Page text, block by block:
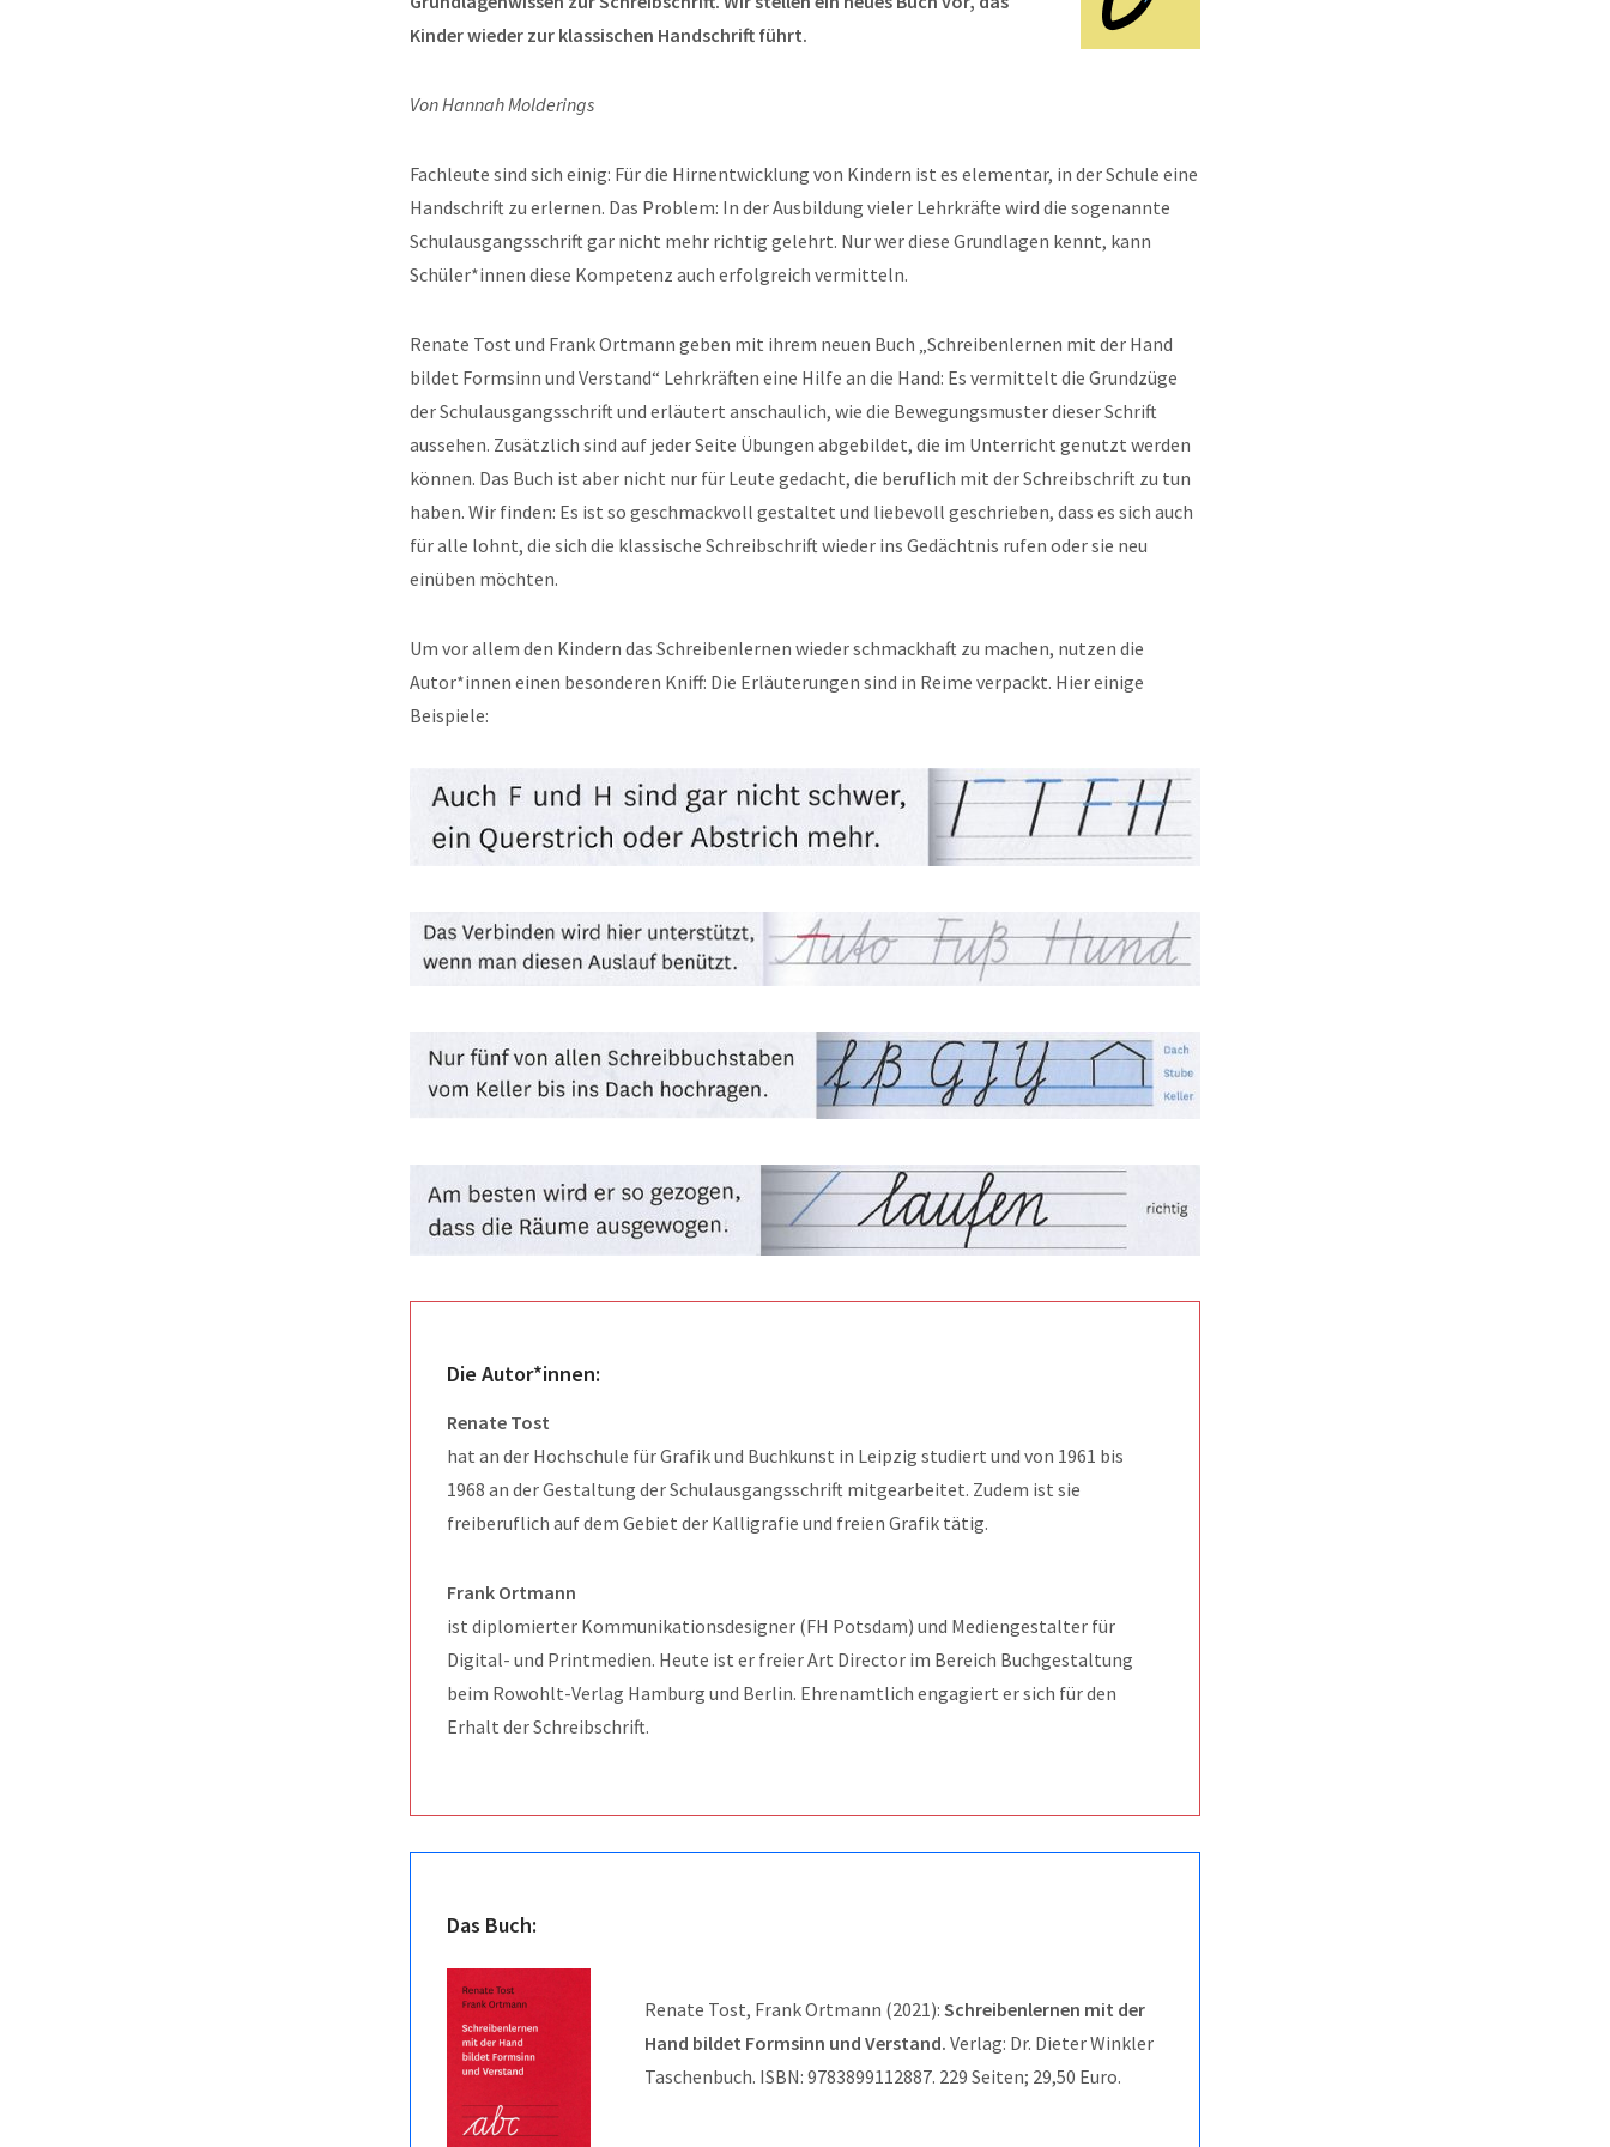
Kinder wieder zur klassischen Handschrift führt.
Von Hannah Molderings
Fachleute sind sich einig: Für die Hirnentwicklung von Kindern ist es elementar, in der Schule eine
Handschrift zu erlernen. Das Problem: In der Ausbildung vieler Lehrkräfte wird die sogenannte
Schulausgangsschrift gar nicht mehr richtig gelehrt. Nur wer diese Grundlagen kennt, kann
Schüler*innen diese Kompetenz auch erfolgreich vermitteln.
Renate Tost und Frank Ortmann geben mit ihrem neuen Buch „Schreibenlernen mit der Hand
bildet Formsinn und Verstand“ Lehrkräften eine Hilfe an die Hand: Es vermittelt die Grundzüge
der Schulausgangsschrift und erläutert anschaulich, wie die Bewegungsmuster dieser Schrift
aussehen. Zusätzlich sind auf jeder Seite Übungen abgebildet, die im Unterricht genutzt werden
können. Das Buch ist aber nicht nur für Leute gedacht, die beruflich mit der Schreibschrift zu tun
haben. Wir finden: Es ist so geschmackvoll gestaltet und liebevoll geschrieben, dass es sich auch
für alle lohnt, die sich die klassische Schreibschrift wieder ins Gedächtnis rufen oder sie neu
einüben möchten.
Um vor allem den Kindern das Schreibenlernen wieder schmackhaft zu machen, nutzen die
Autor*innen einen besonderen Kniff: Die Erläuterungen sind in Reime verpackt. Hier einige
Beispiele:
Die Autor*innen:
Renate Tost
hat an der Hochschule für Grafik und Buchkunst in Leipzig studiert und von 1961 bis
1968 an der Gestaltung der Schulausgangsschrift mitgearbeitet. Zudem ist sie
freiberuflich auf dem Gebiet der Kalligrafie und freien Grafik tätig.
Frank Ortmann
ist diplomierter Kommunikationsdesigner (FH Potsdam) und Mediengestalter für
Digital- und Printmedien. Heute ist er freier Art Director im Bereich Buchgestaltung
beim Rowohlt-Verlag Hamburg und Berlin. Ehrenamtlich engagiert er sich für den
Erhalt der Schreibschrift.
Das Buch:
Renate Tost, Frank Ortmann (2021): Schreibenlernen mit der
Hand bildet Formsinn und Verstand. Verlag: Dr. Dieter Winkler
Taschenbuch. ISBN: 9783899112887. 229 Seiten; 29,50 Euro.